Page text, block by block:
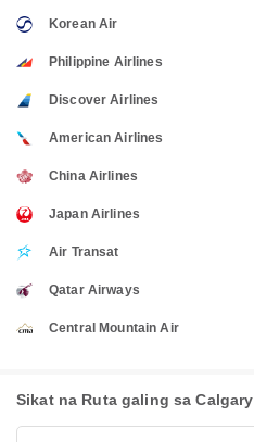
Korean Air
Philippine Airlines
Discover Airlines
American Airlines
China Airlines
Japan Airlines
Air Transat
Qatar Airways
Central Mountain Air
Sikat na Ruta galing sa Calgary